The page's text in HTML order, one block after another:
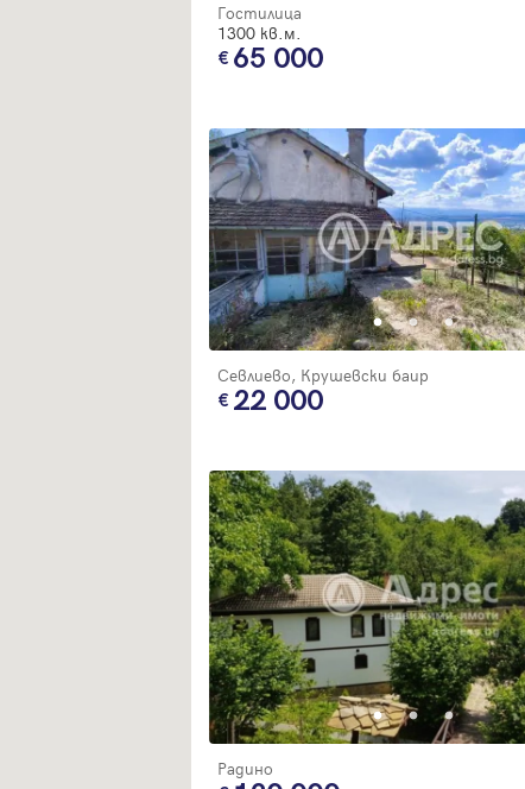
Гостилица
1300 кв.м.
65 000
Севлиево, Крушевски баир
22 000
Радино